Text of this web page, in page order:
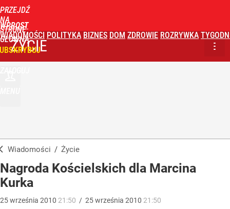
PRZEJDŹ
NA
STRONĘ
GŁÓWNĄ
WPROST
WIADOMOŚCI POLITYKA BIZNES DOM ZDROWIE ROZRYWKA
ŻYCIE
Wiadomości / Życie
Nagroda Kościelskich dla Marcina
Kurka
25września 2010 21:50 / 25września 2010 21:50